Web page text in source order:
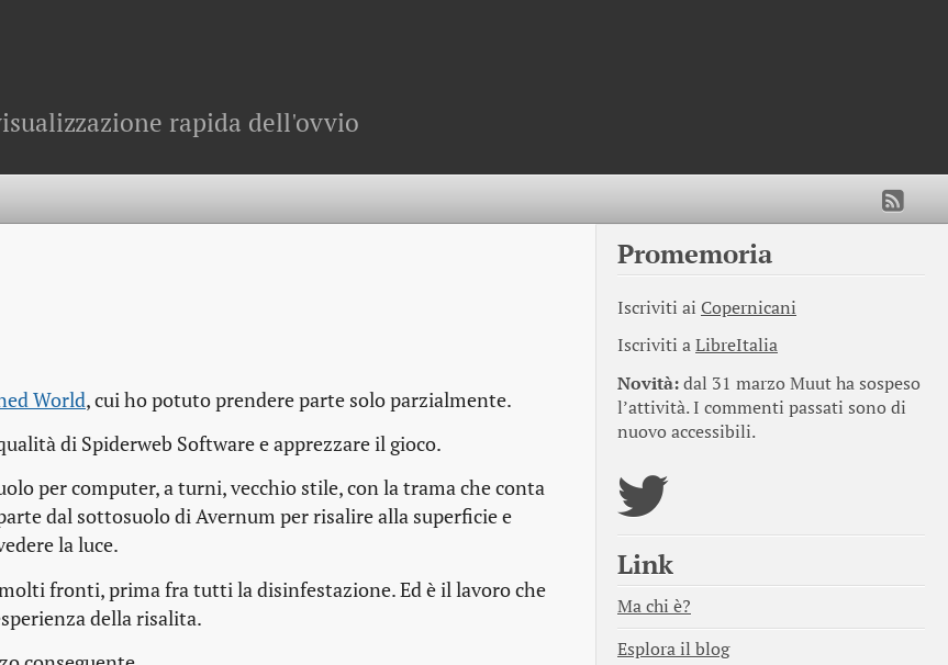
rapida dell'ovvio
World, cui ho potuto prendere parte solo parzialmente.
di Spiderweb Software e apprezzare il gioco.
per computer, a turni, vecchio stile, con la trama che conta
dal sottosuolo di Avernum per risalire alla superficie e
la luce.
fronti, prima fra tutti la disinfestazione. Ed è il lavoro che
della risalita.
Promemoria
Iscriviti ai Copernicani
Iscriviti aLibreItalia
Novità:dal 31 marzo Muut ha sospeso
l’attività. I commenti passati sono di
nuovo accessibili.
Link
Ma chi è?
Esplora il blog